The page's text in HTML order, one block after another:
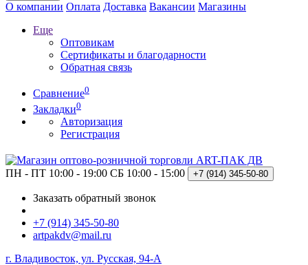
О компании Оплата Доставка Вакансии Магазины
Еще
Оптовикам
Сертификаты и благодарности
Обратная связь
Сравнение0
Закладки0
Авторизация
Регистрация
ПН - ПТ 10:00 - 19:00 СБ 10:00 - 15:00 +7 (914) 345-50-80
Заказать обратный звонок
+7 (914) 345-50-80
artpakdv@mail.ru
г. Владивосток, ул. Русская, 94-А